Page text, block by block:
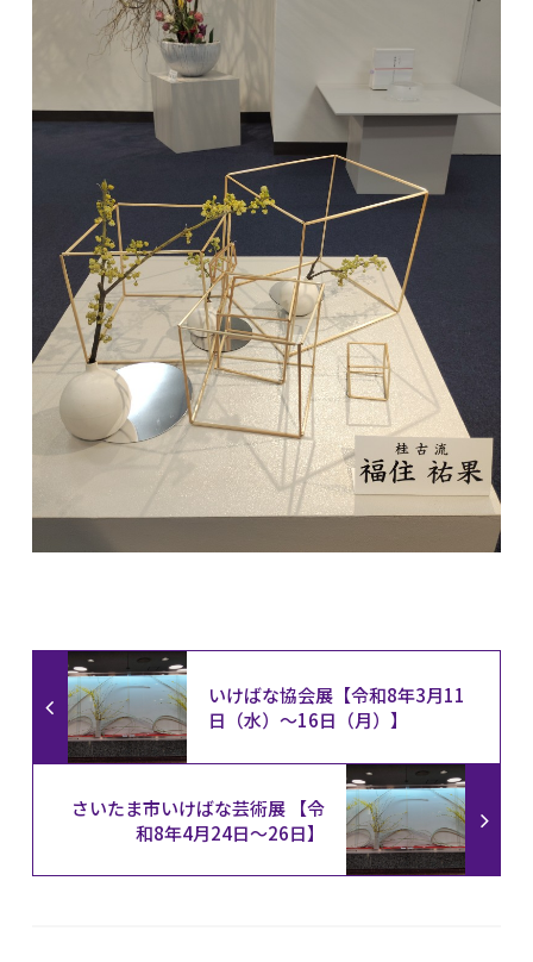
いけばな協会展【令和8年3月11
日（水）〜16日（月）】
さいたま市いけばな芸術展 【令
和8年4月24日〜26日】